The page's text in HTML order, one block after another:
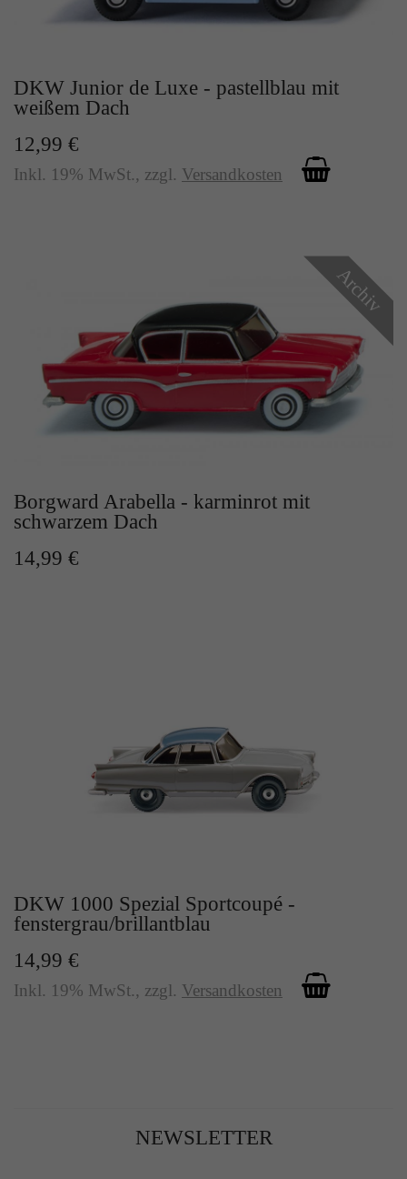
DKW Junior de Luxe - pastellblau mit
weißem Dach
12,99 €
Inkl. 19% MwSt., zzgl. Versandkosten
Archiv
Borgward Arabella - karminrot mit
schwarzem Dach
14,99 €
DKW 1000 Spezial Sportcoupé -
fenstergrau/brillantblau
14,99 €
Inkl. 19% MwSt., zzgl. Versandkosten
NEWSLETTER
Solange es gesetzt ist, werden bestimmte